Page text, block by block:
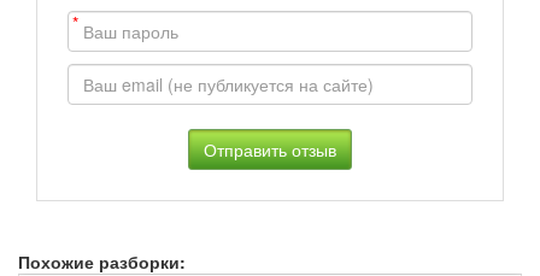
*
Похожие разборки: